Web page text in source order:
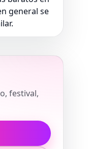
general se
festival,